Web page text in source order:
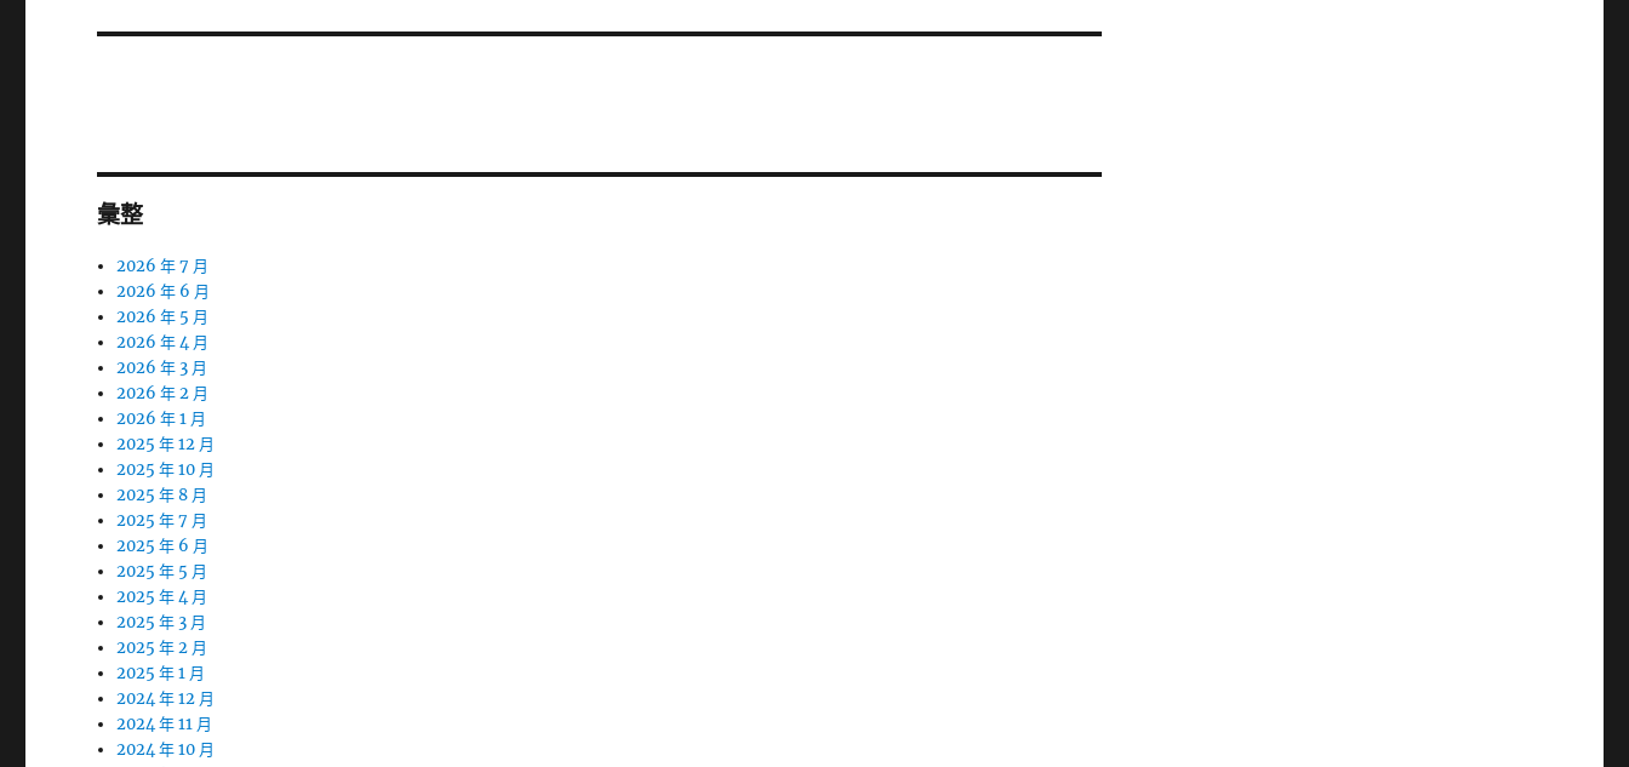
篇
彙整
2026 年 7 月
2026 年 6 月
2026 年 5 月
2026 年 4 月
2026 年 3 月
2026 年 2 月
2026 年 1 月
2025 年 12 月
2025 年 10 月
2025 年 8 月
2025 年 7 月
2025 年 6 月
2025 年 5 月
2025 年 4 月
2025 年 3 月
2025 年 2 月
2025 年 1 月
2024 年 12 月
2024 年 11 月
2024 年 10 月